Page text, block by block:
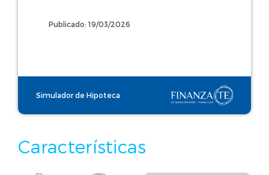
Publicado: 19/03/2026
Simulador de Hipoteca
Características